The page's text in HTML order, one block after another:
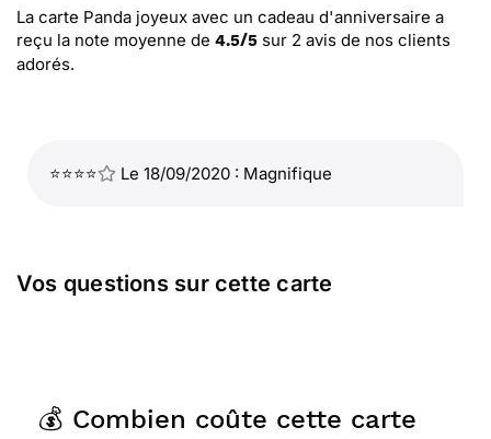
La carte Panda joyeux avec un cadeau d'anniversaire a
reçu la note moyenne de 4.5/5 sur 2 avis de nos clients
adorés.
⭐⭐⭐⭐ Le 18/09/2020 : Magnifique
Vos questions sur cette carte
💰 Combien coûte cette carte